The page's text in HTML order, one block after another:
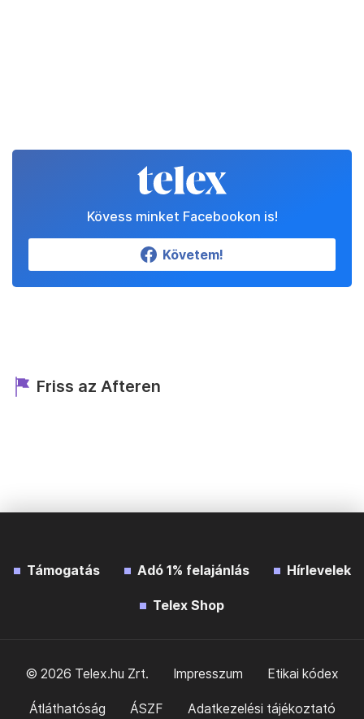
Kövess minket Facebookon is!
Követem!
Friss az Afteren
Támogatás Adó 1% felajánlás Hírlevelek
Telex Shop
© 2026 Telex.hu Zrt. Impresszum Etikai kódex
Átláthatóság ÁSZF Adatkezelési tájékoztató